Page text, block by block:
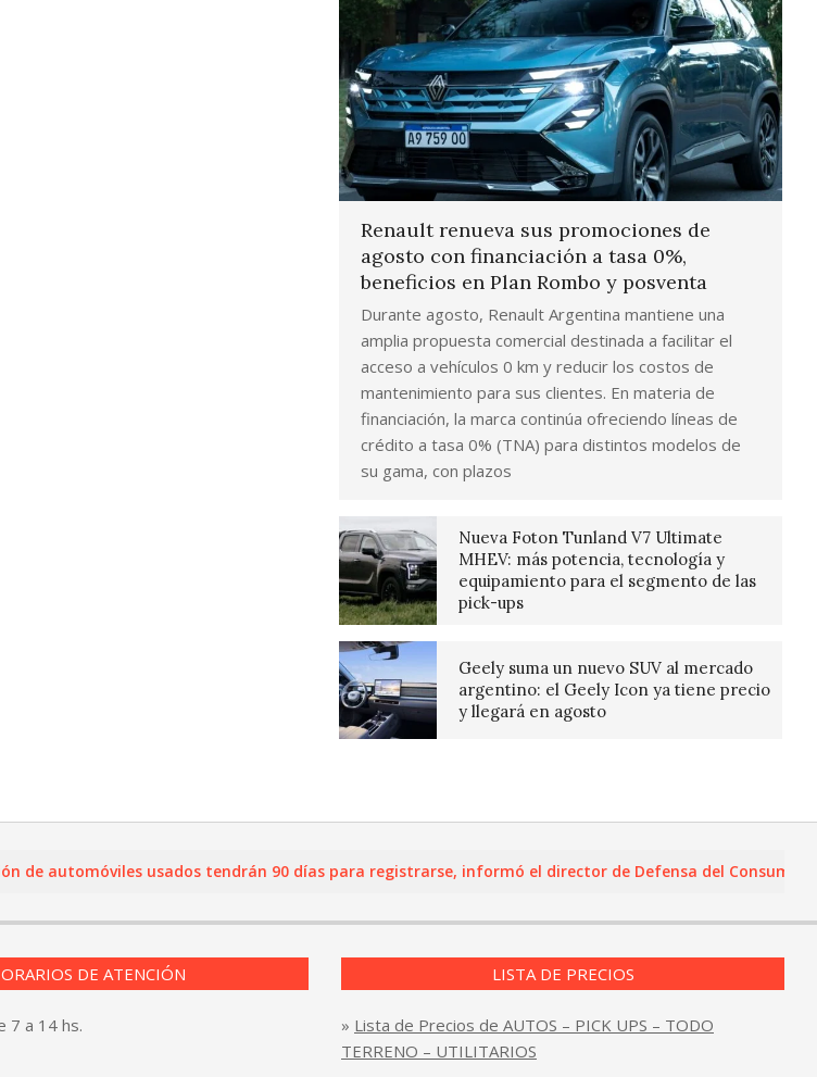
Renault renueva sus promociones de
agosto con financiación a tasa 0%,
beneficios en Plan Rombo y posventa
Durante agosto, Renault Argentina mantiene una
amplia propuesta comercial destinada a facilitar el
acceso a vehículos 0 km y reducir los costos de
mantenimiento para sus clientes. En materia de
financiación, la marca continúa ofreciendo líneas de
crédito a tasa 0% (TNA) para distintos modelos de
su gama, con plazos
Nueva Foton Tunland V7 Ultimate
MHEV: más potencia, tecnología y
equipamiento para el segmento de las
pick-ups
Geely suma un nuevo SUV al mercado
argentino: el Geely Icon ya tiene precio
y llegará en agosto
usados tendrán 90 días para registrarse, informó el director de Defensa del Consumidor y
DE ATENCIÓN
7 a 14 hs.
LISTA DE PRECIOS
» Lista de Precios de AUTOS – PICK UPS – TODO
TERRENO – UTILITARIOS